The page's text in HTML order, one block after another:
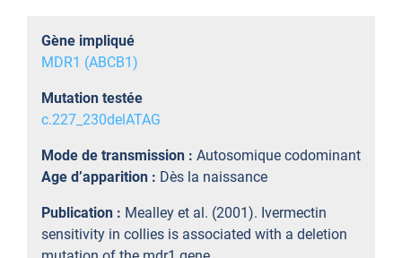
Gène impliqué
MDR1 (ABCB1)
Mutation testée
c.227_230delATAG
Mode de transmission : Autosomique codominant
Age d’apparition : Dès la naissance
Publication : Mealley et al. (2001). Ivermectin
sensitivity in collies is associated with a deletion